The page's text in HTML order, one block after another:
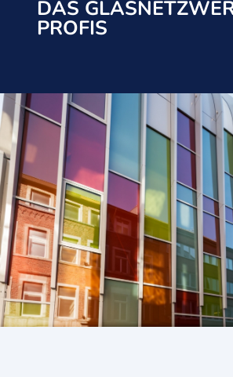
DAS
PROFIS